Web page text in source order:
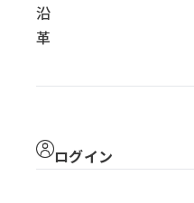
沿
革
ログイン